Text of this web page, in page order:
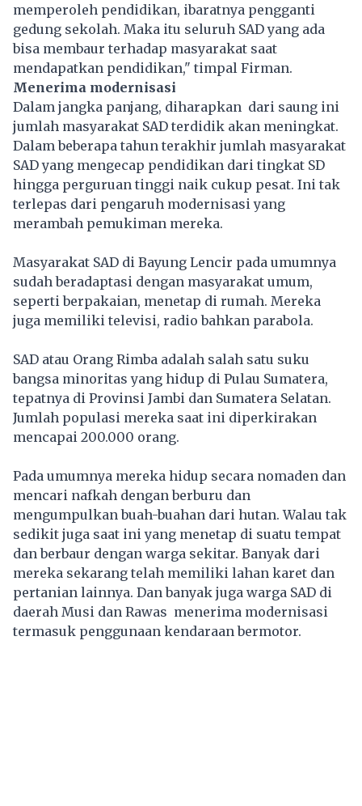
memperoleh pendidikan, ibaratnya pengganti
gedung sekolah. Maka itu seluruh SAD yang ada
bisa membaur terhadap masyarakat saat
mendapatkan pendidikan," timpal Firman.
Menerima modernisasi
Dalam jangka panjang, diharapkan dari saung ini
jumlah masyarakat SAD terdidik akan meningkat.
Dalam beberapa tahun terakhir jumlah masyarakat
SAD yang mengecap pendidikan dari tingkat SD
hingga perguruan tinggi naik cukup pesat. Ini tak
terlepas dari pengaruh modernisasi yang
merambah pemukiman mereka.
Masyarakat SAD di Bayung Lencir pada umumnya
sudah beradaptasi dengan masyarakat umum,
seperti berpakaian, menetap di rumah. Mereka
juga memiliki televisi, radio bahkan parabola.
SAD atau Orang Rimba adalah salah satu suku
bangsa minoritas yang hidup di Pulau Sumatera,
tepatnya di Provinsi Jambi dan Sumatera Selatan.
Jumlah populasi mereka saat ini diperkirakan
mencapai 200.000 orang.
Pada umumnya mereka hidup secara nomaden dan
mencari nafkah dengan berburu dan
mengumpulkan buah-buahan dari hutan. Walau tak
sedikit juga saat ini yang menetap di suatu tempat
dan berbaur dengan warga sekitar. Banyak dari
mereka sekarang telah memiliki lahan karet dan
pertanian lainnya. Dan banyak juga warga SAD di
daerah Musi dan Rawas menerima modernisasi
termasuk penggunaan kendaraan bermotor.